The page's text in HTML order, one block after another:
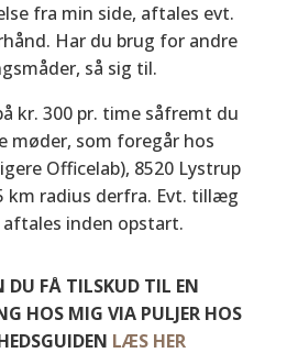
fra min side, aftales evt.
Har du brug for andre
så sig til.
kr. 300 pr. time såfremt du
møder, som foregår hos
Officelab), 8520 Lystrup
km radius derfra. Evt. tillæg
inden opstart.
DU FÅ TILSKUD TIL EN
HOS MIG VIA PULJER HOS
LÆS HER